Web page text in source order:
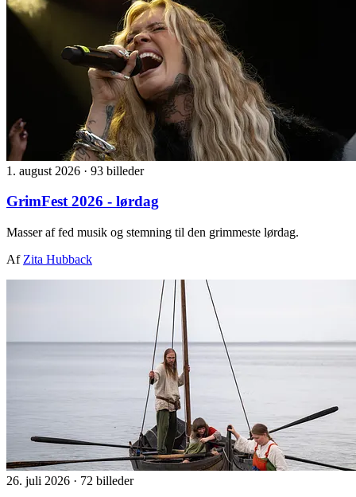
1. august 2026 · 93 billeder
GrimFest 2026 - lørdag
Masser af fed musik og stemning til den grimmeste lørdag.
Af Zita Hubback
26. juli 2026 · 72 billeder